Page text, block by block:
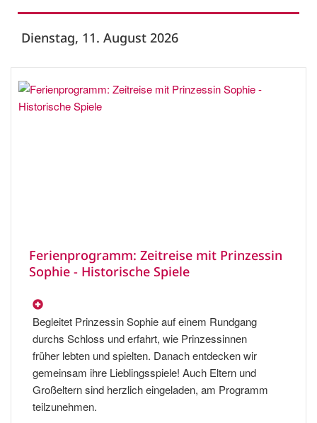
Dienstag, 11. August 2026
Ferienprogramm: Zeitreise mit Prinzessin
Sophie - Historische Spiele
Begleitet Prinzessin Sophie auf einem Rundgang
durchs Schloss und erfahrt, wie Prinzessinnen
früher lebten und spielten. Danach entdecken wir
gemeinsam ihre Lieblingsspiele! Auch Eltern und
Großeltern sind herzlich eingeladen, am Programm
teilzunehmen.